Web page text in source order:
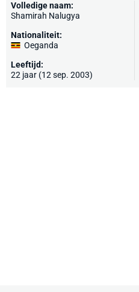
Volledige naam:
Shamirah Nalugya
Nationaliteit:
Oeganda
Leeftijd:
22 jaar (12 sep. 2003)